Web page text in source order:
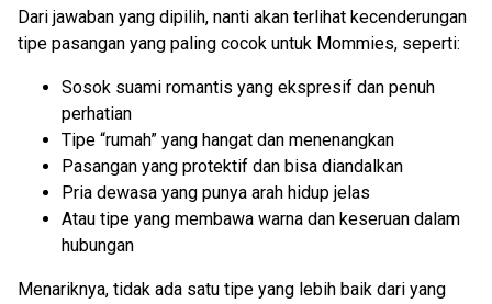
Dari jawaban yang dipilih, nanti akan terlihat kecenderungan
tipe pasangan yang paling cocok untuk Mommies, seperti:
Sosok suami romantis yang ekspresif dan penuh
perhatian
Tipe “rumah” yang hangat dan menenangkan
Pasangan yang protektif dan bisa diandalkan
Pria dewasa yang punya arah hidup jelas
Atau tipe yang membawa warna dan keseruan dalam
hubungan
Menariknya, tidak ada satu tipe yang lebih baik dari yang